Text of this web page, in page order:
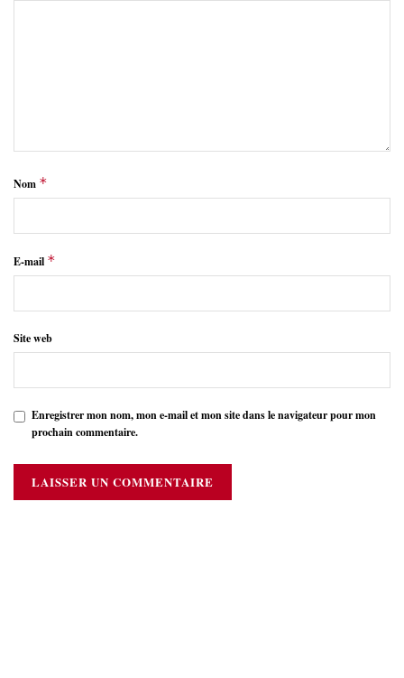
Nom *
E-mail *
Site web
Enregistrer mon nom, mon e-mail et mon site dans le navigateur pour mon
prochain commentaire.